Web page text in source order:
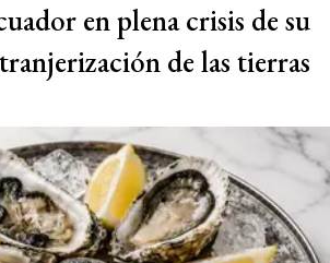
en plena crisis de su
de las tierras